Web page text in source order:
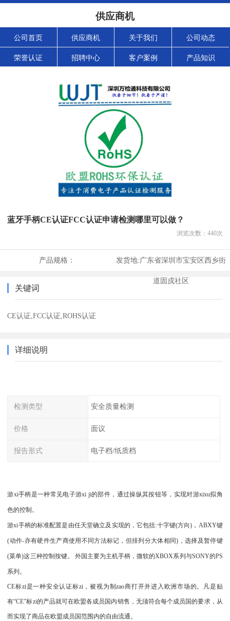
供应商机
公司首页 供应商机 关于我们 公司动态
荣誉认证 招聘中心 客户案例 产品知识
蓝牙手柄CE认证FCC认证申请检测哪里可以做？
浏览次数： 440次
产品规格： 发货地:广东省深圳市宝安区西乡街
道固戍社区
关键词
CE认证,FCC认证,ROHS认证
详细说明
检测类型 安全质量检测
价格 面议
报告形式 电子档/纸质档
游xi手柄是一种常见电子游xi ji的部件，通过操纵其按钮等，实现对游xixu拟角
色的控制。
游xi手柄的标准配置是由任天堂确立及实现的，它包括:十字键(方向)，ABXY键
(动作-亦有硬件生产商使用不同方法标记，但排列分大体相同)，选择及暂停键
(菜单)这三种控制按键。 外国主要为主机手柄，微软的XBOX系列与SONY的PS
系列。
CE标zi是一种安全认证标zi，被视为制zao商打开并进入欧洲市场的。凡是贴
有“CE”标zi的产品就可在欧盟各成员国内销售，无须符合每个成员国的要求，从
而实现了商品在欧盟成员国范围内的自由流通。